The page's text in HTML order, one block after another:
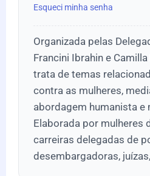
Esqueci minha senha
Organizada pelas
Francini Ibrahin e
trata de temas
contra as mulheres,
abordagem humanista e
Elaborada por mulheres
carreiras delegadas de
desembargadoras,